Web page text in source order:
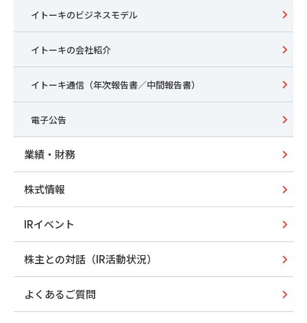
イトーキのビジネスモデル
イトーキの会社紹介
イトーキ通信（年次報告書／中間報告書）
電子公告
業績・財務
株式情報
IRイベント
株主との対話（IR活動状況）
よくあるご質問